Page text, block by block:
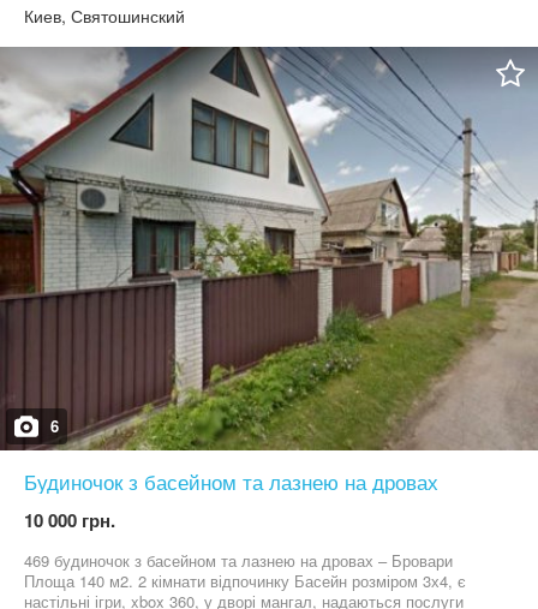
спортивний комплекс, соснові дерева, навіс для 2-х автомобілів.
Площа 750 м2, 30 соток.Є хамам, купіль, джакузі, всього 16
спальних місць.Є генератор (оплачується додатково), можна
замовляти сніданок, обід та вечерю.Також можливе проведення
банкетів. Шикарний та затишний будинок ідеально підходить для
сімейного відпочинку чи відпочинку з друзями.Є все потрібне
для комфортного проживання.Ціна залежить від кількості гостей
. Будні Понеділок – четвер і неділя до 15 гостей -22000 грн.
П'ятниця – субота – до 15 гостей -25.000 грн. Кожна наступна
людина 1500 грн за гостя .Баня оплачується окремо. Басейн
теплий 22 градуси входить в ціну оренди
Киев, Святошинский
6
Будиночок з басейном та лазнею на дровах
10 000 грн.
469 будиночок з басейном та лазнею на дровах – Бровари
Площа 140 м2. 2 кімнати відпочинку Басейн розміром 3х4, є
настільні ігри, xbox 360, у дворі мангал, надаються послуги